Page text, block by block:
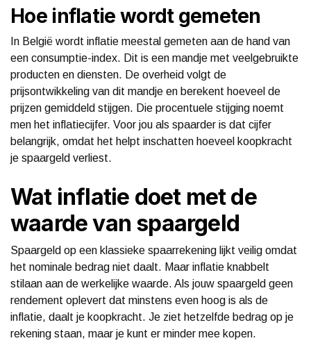
Hoe inflatie wordt gemeten
In België wordt inflatie meestal gemeten aan de hand van
een consumptie-index. Dit is een mandje met veelgebruikte
producten en diensten. De overheid volgt de
prijsontwikkeling van dit mandje en berekent hoeveel de
prijzen gemiddeld stijgen. Die procentuele stijging noemt
men het inflatiecijfer. Voor jou als spaarder is dat cijfer
belangrijk, omdat het helpt inschatten hoeveel koopkracht
je spaargeld verliest.
Wat inflatie doet met de
waarde van spaargeld
Spaargeld op een klassieke spaarrekening lijkt veilig omdat
het nominale bedrag niet daalt. Maar inflatie knabbelt
stilaan aan de werkelijke waarde. Als jouw spaargeld geen
rendement oplevert dat minstens even hoog is als de
inflatie, daalt je koopkracht. Je ziet hetzelfde bedrag op je
rekening staan, maar je kunt er minder mee kopen.